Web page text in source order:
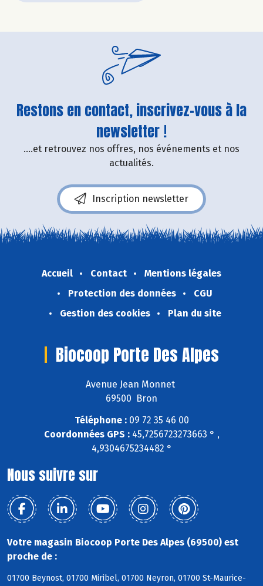
Restons en contact, inscrivez-vous à la
newsletter !
....et retrouvez nos offres, nos événements et nos
actualités.
Inscription newsletter
Accueil Contact
Mentions légales
Protection des données
CGU
Gestion des cookies
Plan du site
Biocoop Porte Des Alpes
Avenue Jean Monnet
69500 Bron
Téléphone :09 72 35 46 00
Coordonnées GPS :45,7256723273663 ° ,
4,9304675234482 °
Nous suivre sur
Votre magasin Biocoop Porte Des Alpes (69500) est
proche de :
01700 Beynost, 01700 Miribel, 01700 Neyron, 01700 St-Maurice-